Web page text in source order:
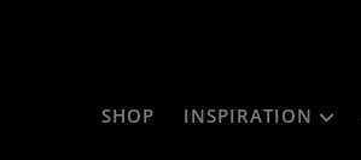
SHOP INSPIRATION